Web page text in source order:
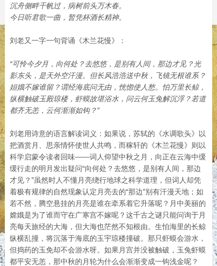
沉舟侧畔千帆过，病树前头万木春。
今日听君歌一曲，暂凭杯酒长精神。
刘老又一字一句背诵《木兰花慢》：
“可怜今夕月，向何处？去悠悠，是别有人间，那边才见？光
影东头，是天外空汗漫。但长风浩浩送中秋，飞镜无根谁系？
姮娥不嫁谁留？谓经海底问无由，恍惚使人愁。怕万里长鲸，
纵横触破玉殿琼楼，虾蟆故堪浴水，问云何玉兔解沉浮？若道
都齐无恙，云何渐渐如钩？”
刘老用诗意的语言解读词义：如果说，苏轼的《水调歌头》以
把酒赏月、思亲情怀使世人共鸣，而稼轩的《木兰花慢》则以
科学启蒙令读者回味——词人仰望中秋之月，向正在云海中缓
缓行走的明月发出疑问“向何处？去悠悠，是别有人间，那边
才见？”虽然时人不懂月亮绕行地球之科学道理，但词人却凭
着极有规律的自然现象认定月亮去的“那边”别有汗漫天地；如
若不然，腾空悬挂的月亮是谁在牵系着它升落呢？月中美丽的
嫦娥是为了谁而守在广寒宫不嫁呢？这千古之谜只能问询于月
亮每天旅经的大海，但大海也茫然不知根由。生怕海里的长鲸
纵横乱撞，将沉落于海底的玉宇琼楼撞破。那只虾蟆会游水，
但捣药的玉免却不会游水呀。如果月宫并没被触破，玉兔虾蟆
都平安无恙，那中秋的月轮为什么会渐渐变成一钩浅金呢？